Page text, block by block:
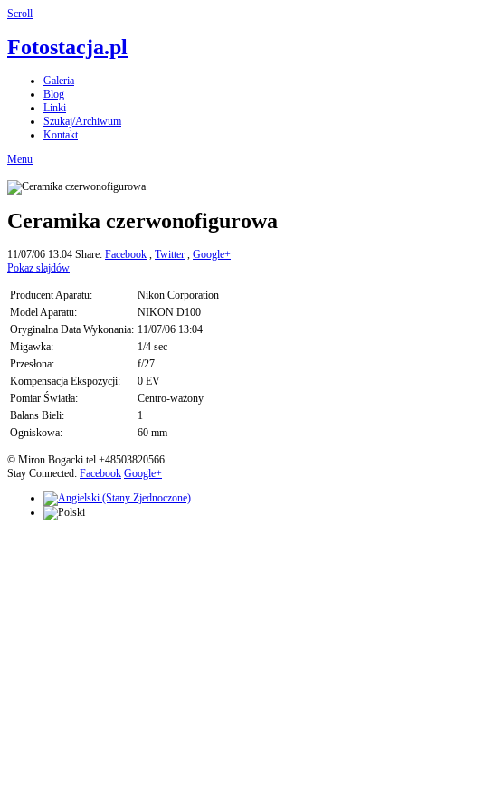
Scroll
Fotostacja.pl
Galeria
Blog
Linki
Szukaj/Archiwum
Kontakt
Menu
Ceramika czerwonofigurowa
11/07/06 13:04 Share: Facebook , Twitter , Google+
Pokaz slajdów
Producent Aparatu:
Nikon Corporation
Model Aparatu:
NIKON D100
Oryginalna Data Wykonania: 11/07/06 13:04
Migawka:
1/4 sec
Przesłona:
f/27
Kompensacja Ekspozycji:
0 EV
Pomiar Światła:
Centro-ważony
Balans Bieli:
1
Ogniskowa:
60 mm
© Miron Bogacki tel.+48503820566
Stay Connected: Facebook Google+